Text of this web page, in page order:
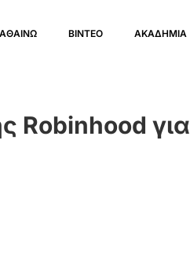
ΒΙΝΤΕΟ ΑΚΑΔΗΜΙΑ
Robinhood για